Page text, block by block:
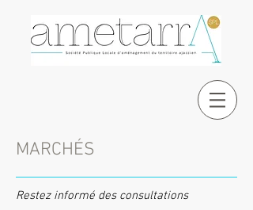
MARCHÉS
Restez informé des consultations